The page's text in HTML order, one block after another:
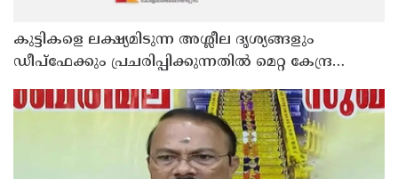
കുട്ടികളെ ലക്ഷ്യമിടുന്ന അശ്ലീല ദൃശ്യങ്ങളും
ഡീപ്ഫേക്കും പ്രചരിപ്പിക്കുന്നതില്‍ മെറ്റ കേന്ദ്രത്തോട്